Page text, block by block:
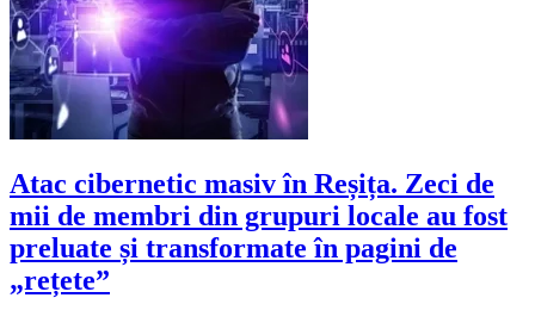
Atac cibernetic masiv în Reșița. Zeci de
mii de membri din grupuri locale au fost
preluate și transformate în pagini de
„rețete”